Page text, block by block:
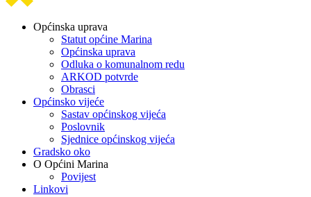
Općinska uprava
Statut općine Marina
Općinska uprava
Odluka o komunalnom redu
ARKOD potvrde
Obrasci
Općinsko vijeće
Sastav općinskog vijeća
Poslovnik
Sjednice općinskog vijeća
Gradsko oko
O Općini Marina
Povijest
Linkovi